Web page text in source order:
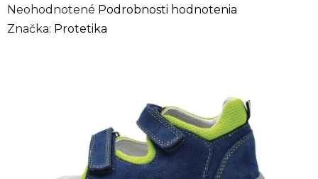
Priemerné
hodnotenie
Neohodnotené Podrobnosti hodnotenia
Značka: Protetika